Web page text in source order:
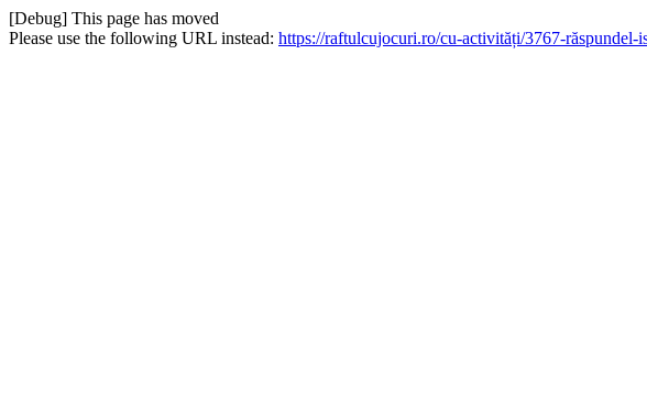
[Debug] This page has moved
Please use the following URL instead: https://raftulcujocuri.ro/cu-activități/3767-